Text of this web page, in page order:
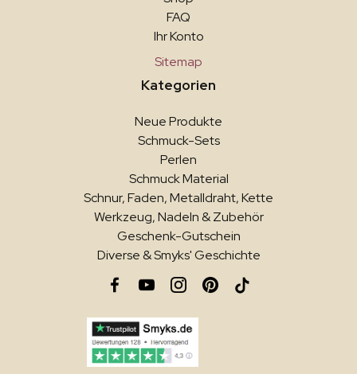
FAQ
Ihr Konto
Sitemap
Kategorien
Neue Produkte
Schmuck-Sets
Perlen
Schmuck Material
Schnur, Faden, Metalldraht, Kette
Werkzeug, Nadeln & Zubehör
Geschenk-Gutschein
Diverse & Smyks' Geschichte